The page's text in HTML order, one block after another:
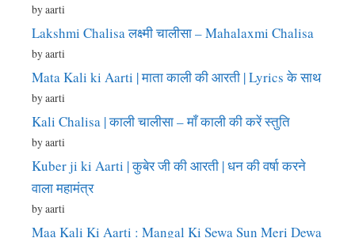
by aarti
Lakshmi Chalisa लक्ष्मी चालीसा – Mahalaxmi Chalisa
by aarti
Mata Kali ki Aarti | माता काली की आरती | Lyrics के साथ
by aarti
Kali Chalisa | काली चालीसा – माँ काली की करें स्तुति
by aarti
Kuber ji ki Aarti | कुबेर जी की आरती | धन की वर्षा करने
वाला महामंत्र
by aarti
Maa Kali Ki Aarti : Mangal Ki Sewa Sun Meri Dewa